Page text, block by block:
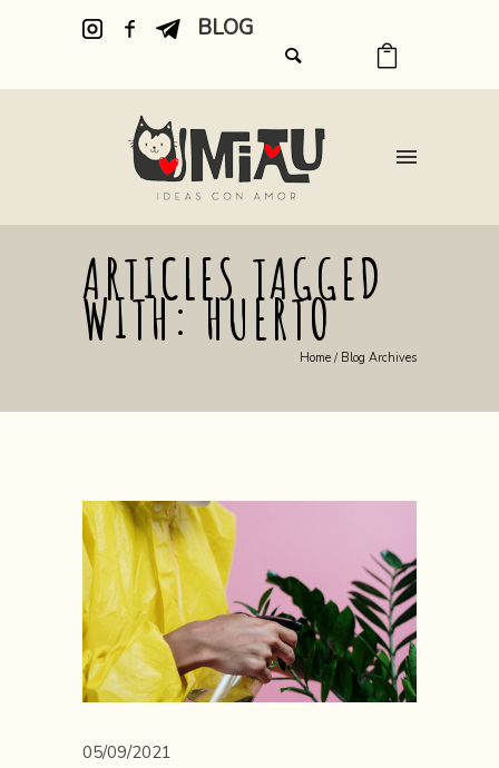
BLOG
ARTICLES TAGGED
WITH: HUERTO
Home / Blog Archives
05/09/2021